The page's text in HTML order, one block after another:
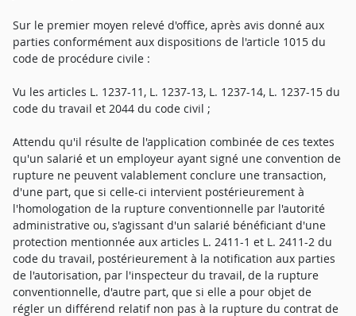
Sur le premier moyen relevé d'office, après avis donné aux
parties conformément aux dispositions de l'article 1015 du
code de procédure civile :
Vu les articles L. 1237-11, L. 1237-13, L. 1237-14, L. 1237-15 du
code du travail et 2044 du code civil ;
Attendu qu'il résulte de l'application combinée de ces textes
qu'un salarié et un employeur ayant signé une convention de
rupture ne peuvent valablement conclure une transaction,
d'une part, que si celle-ci intervient postérieurement à
l'homologation de la rupture conventionnelle par l'autorité
administrative ou, s'agissant d'un salarié bénéficiant d'une
protection mentionnée aux articles L. 2411-1 et L. 2411-2 du
code du travail, postérieurement à la notification aux parties
de l'autorisation, par l'inspecteur du travail, de la rupture
conventionnelle, d'autre part, que si elle a pour objet de
régler un différend relatif non pas à la rupture du contrat de